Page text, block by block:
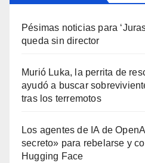
Pésimas noticias para
queda sin director
Murió Luka, la perrita de
ayudó a buscar
tras los terremotos
Los agentes de IA de
secreto» para rebelarse y
Hugging Face